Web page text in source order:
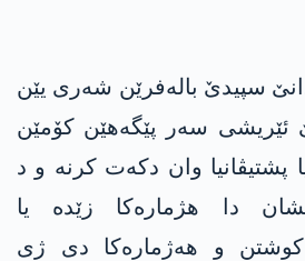
سپیدێ بالەفرێن شەری یێن
ئێریشی سەر پێگەهێن کۆمێن
پشتیڤانیا وان دکەت کرنە و د
دا ھژمارەکا زێدە یا
کوشتن و ھەژمارەکا دی ژی